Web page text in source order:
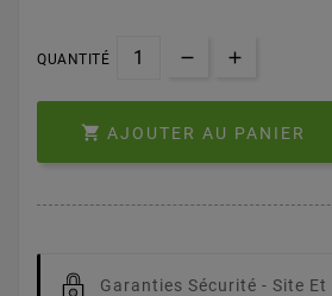
QUANTITÉ
 AJOUTER AU PANIER
Garanties Sécurité - Site Et